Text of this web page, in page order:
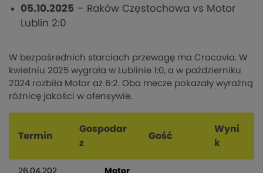
05.10.2025 – Raków Częstochowa vs Motor
Lublin 2:0
W bezpośrednich starciach przewagę ma Cracovia. W
kwietniu 2025 wygrała w Lublinie 1:0, a w październiku
2024 rozbiła Motor aż 6:2. Oba mecze pokazały wyraźną
różnicę jakości w ofensywie.
Termin
Gospodar
z
Gość
Wyni
k